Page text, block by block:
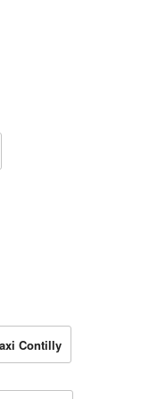
Contilly